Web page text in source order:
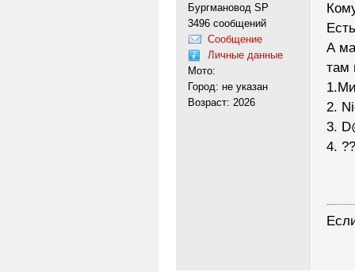
Бургмановод SP
3496 сообщений
Сообщение
Личные данные
Мото:
Город: не указан
Возраст: 2026
А
там
2.
3.
4.